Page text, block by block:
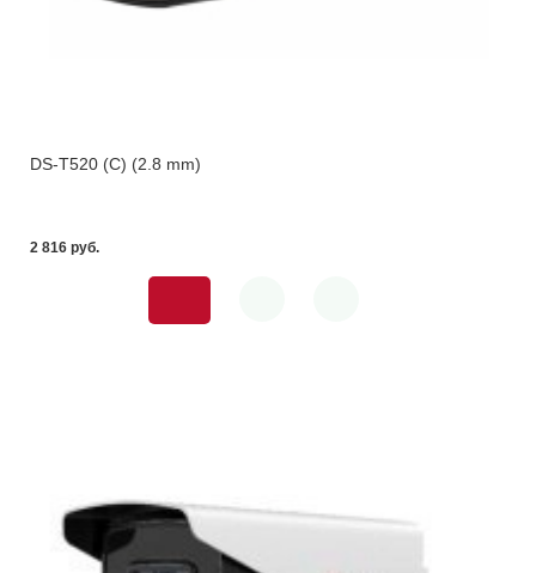
DS-T520 (C) (2.8 mm)
2 816 pуб.